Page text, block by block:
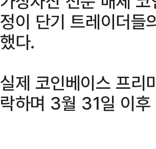
정이 단기 트레이더들
했다.
실제 코인베이스 프
락하며 3월 31일 이